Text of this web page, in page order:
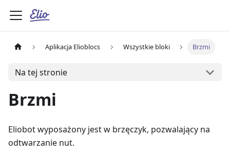
Aplikacja Elioblocs Wszystkie bloki Brzmi
Na tej stronie
Brzmi
Eliobot wyposażony jest w brzęczyk, pozwalający na
odtwarzanie nut.